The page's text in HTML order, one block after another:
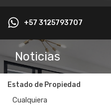
+57 3125793707
Noticias
Estado de Propiedad
Cualquiera